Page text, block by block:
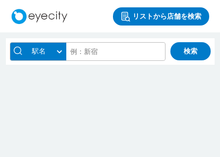
リストから店舗を検索
駅名 検索